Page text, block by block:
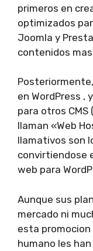
primeros en
optimizados
Joomla y
contenidos
en WordPress ,
para otros
llaman «Web
llamativos son
convirtiendose
web para
Aunque sus
mercado ni
esta
humano les